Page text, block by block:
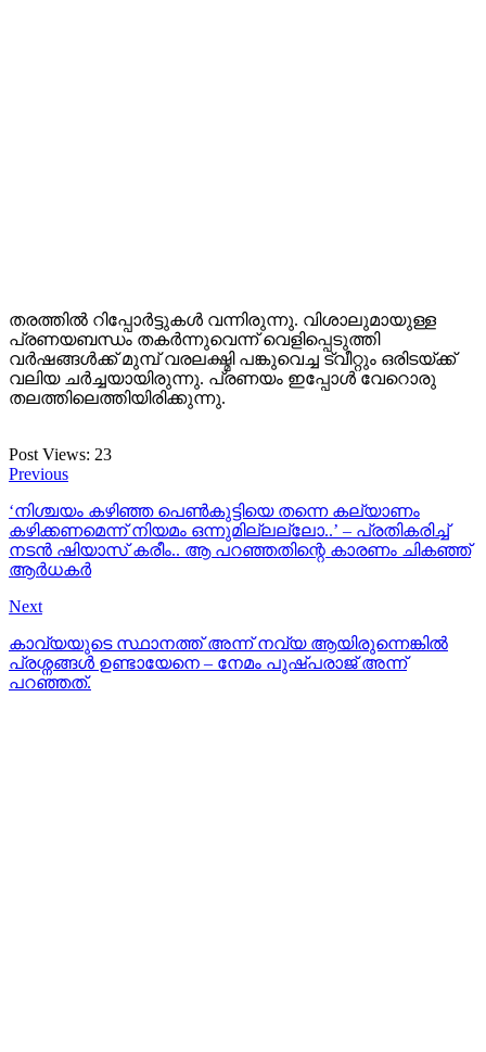
തരത്തിൽ റിപ്പോർട്ടുകൾ വന്നിരുന്നു. വിശാലുമായുള്ള
പ്രണയബന്ധം തകർന്നുവെന്ന് വെളിപ്പെടുത്തി
വർഷങ്ങൾക്ക് മുമ്പ് വരലക്ഷ്മി പങ്കുവെച്ച ട്വീറ്റും ഒരിടയ്ക്ക്
വലിയ ചർച്ചയായിരുന്നു. പ്രണയം ഇപ്പോൾ വേറൊരു
തലത്തിലെത്തിയിരിക്കുന്നു.
Post Views: 23
Previous
‘നിശ്ചയം കഴിഞ്ഞ പെൺകുട്ടിയെ തന്നെ കല്യാണം
കഴിക്കണമെന്ന് നിയമം ഒന്നുമില്ലല്ലോ..’ – പ്രതികരിച്ച്
നടൻ ഷിയാസ് കരീം.. ആ പറഞ്ഞതിന്റെ കാരണം ചികഞ്ഞ്
ആർധകർ
Next
കാവ്യയുടെ സ്ഥാനത്ത് അന്ന് നവ്യ ആയിരുന്നെങ്കില്‍
പ്രശ്നങ്ങള്‍ ഉണ്ടായേനെ – നേമം പുഷ്പരാജ് അന്ന്
പറഞ്ഞത്.